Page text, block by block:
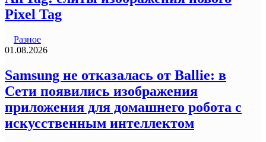
Pixel Tag
Разное
01.08.2026
Samsung не отказалась от Ballie: в
Сети появились изображения
приложения для домашнего робота с
искусственным интеллектом